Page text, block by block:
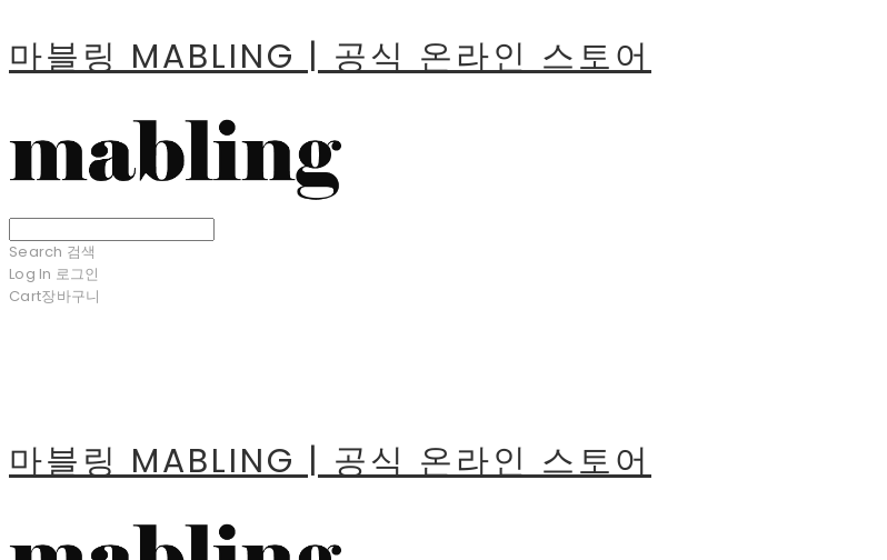
마블링 MABLING | 공식 온라인 스토어
Search 검색
Log In 로그인
Cart장바구니
마블링 MABLING | 공식 온라인 스토어